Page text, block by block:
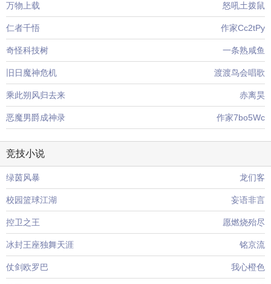
万物上载 怒吼土拨鼠
仁者千悟 作家Cc2tPy
奇怪科技树 一条熟咸鱼
旧日魔神危机 渡渡鸟会唱歌
乘此朔风归去来 赤离昊
恶魔男爵成神录 作家7bo5Wc
竞技小说
绿茵风暴 龙们客
校园篮球江湖 妄语非言
控卫之王 愿燃烧殆尽
冰封王座独舞天涯 铭京流
仗剑欧罗巴 我心橙色